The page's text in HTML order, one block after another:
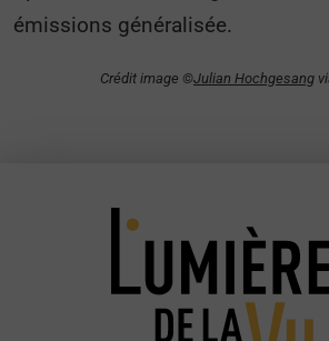
émissions généralisée.
Crédit image ©Julian Hochgesang